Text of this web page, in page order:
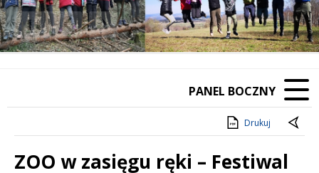
Poprzedni Element
Następny Element
❚❚
PANEL BOCZNY
Drukuj
ZOO w zasięgu ręki – Festiwal